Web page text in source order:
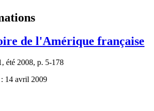
de l'Amérique française
été 2008, p. 5-178
14 avril 2009